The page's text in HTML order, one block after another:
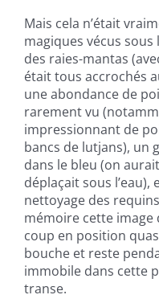
Mais cela n’était
magiques vécus sous
des raies-mantas
était tous accrochés
une abondance de
rarement vu
impressionnant de
bancs de lutjans), un
dans le bleu (on
déplaçait sous
nettoyage des
mémoire cette image
coup en position
bouche et reste
immobile dans cette
transe.